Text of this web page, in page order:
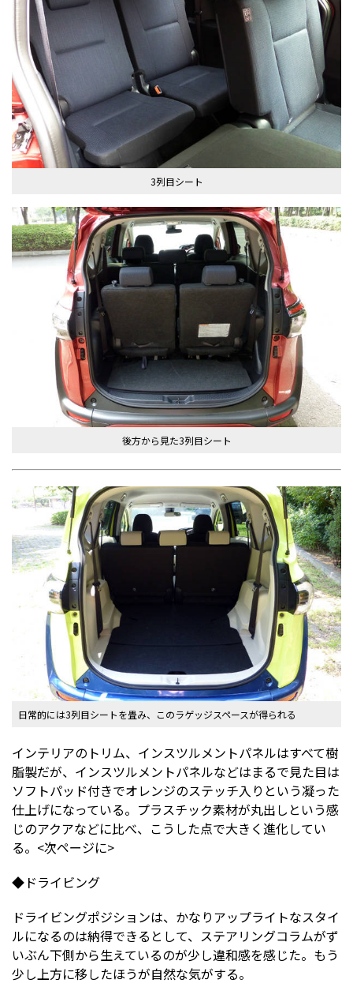
3列目シート
後方から見た3列目シート
日常的には3列目シートを畳み、このラゲッジスペースが得られる
インテリアのトリム、インスツルメントパネルはすべて樹
脂製だが、インスツルメントパネルなどはまるで見た目は
ソフトパッド付きでオレンジのステッチ入りという凝った
仕上げになっている。プラスチック素材が丸出しという感
じのアクアなどに比べ、こうした点で大きく進化してい
る。<次ページに>
◆ドライビング
ドライビングポジションは、かなりアップライトなスタイ
ルになるのは納得できるとして、ステアリングコラムがず
いぶん下側から生えているのが少し違和感を感じた。もう
少し上方に移したほうが自然な気がする。